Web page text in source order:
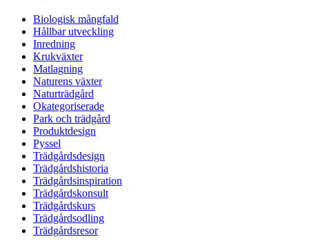
Biologisk mångfald
Hållbar utveckling
Inredning
Krukväxter
Matlagning
Naturens växter
Naturträdgård
Okategoriserade
Park och trädgård
Produktdesign
Pyssel
Trädgårdsdesign
Trädgårdshistoria
Trädgårdsinspiration
Trädgårdskonsult
Trädgårdskurs
Trädgårdsodling
Trädgårdsresor